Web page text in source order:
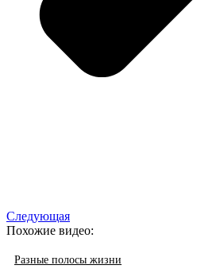
Следующая
Похожие видео:
Разные полосы жизни